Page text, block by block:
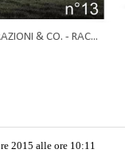
& CO. - RAC...
2015 alle ore 10:11